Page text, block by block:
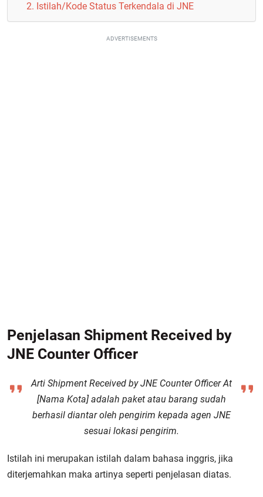
2. Istilah/Kode Status Terkendala di JNE
ADVERTISEMENTS
Penjelasan Shipment Received by
JNE Counter Officer
Arti Shipment Received byJNECounter Officer At
[Nama Kota]adalah paket atau barang sudah
berhasil diantar oleh pengirim kepada agen JNE
sesuai lokasi pengirim.
Istilah ini merupakan istilah dalam bahasa inggris, jika
diterjemahkan maka artinya seperti penjelasan diatas.